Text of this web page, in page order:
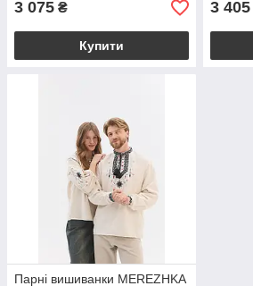
3 075 ₴
Купити
3 405
Парні вишиванки MEREZHKA